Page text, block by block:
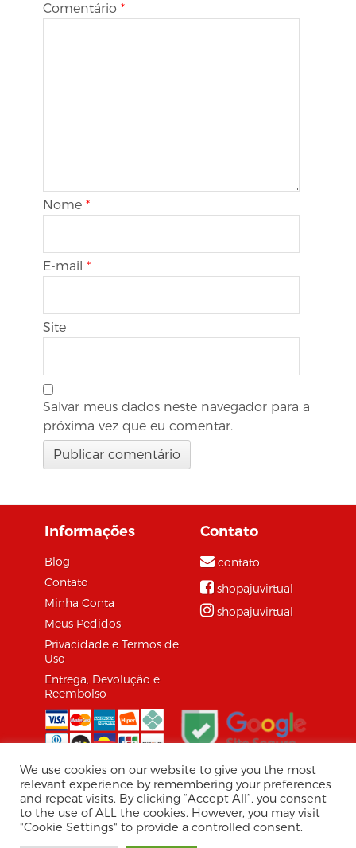
Comentário *
Nome *
E-mail *
Site
Salvar meus dados neste navegador para a
próxima vez que eu comentar.
Informações
Blog
Contato
Minha Conta
Meus Pedidos
Privacidade e Termos de
Uso
Entrega, Devolução e
Reembolso
Contato
contato
shopajuvirtual
shopajuvirtual
© 2026 Shopaju Marketplace.
Tecnologia Virtuaria
We use cookies on our website to give you the most
relevant experience by remembering your preferences
and repeat visits. By clicking “Accept All”, you consent
to the use of ALL the cookies. However, you may visit
"Cookie Settings" to provide a controlled consent.